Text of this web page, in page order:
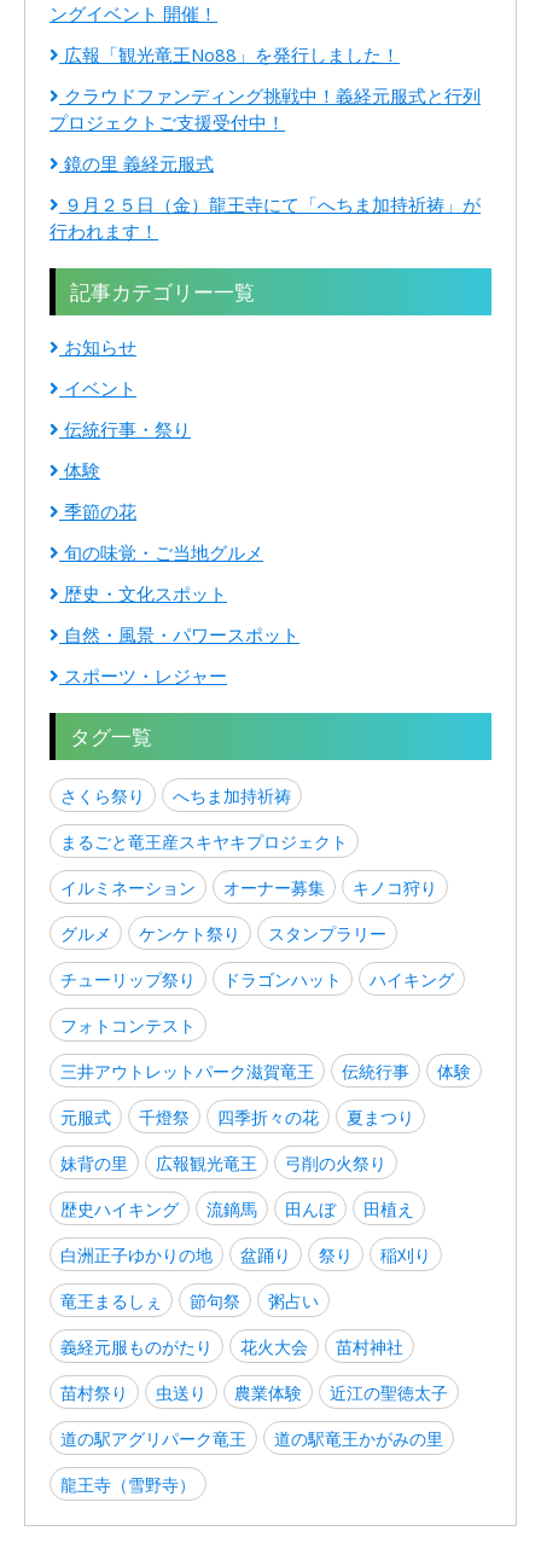
ングイベント 開催！
広報「観光竜王No88」を発行しました！
クラウドファンディング挑戦中！義経元服式と行列
プロジェクトご支援受付中！
鏡の里 義経元服式
９月２５日（金）龍王寺にて「へちま加持祈祷」が
行われます！
記事カテゴリー一覧
お知らせ
イベント
伝統行事・祭り
体験
季節の花
旬の味覚・ご当地グルメ
歴史・文化スポット
自然・風景・パワースポット
スポーツ・レジャー
タグ一覧
さくら祭り
へちま加持祈祷
まるごと竜王産スキヤキプロジェクト
イルミネーション
オーナー募集
キノコ狩り
グルメ
ケンケト祭り
スタンプラリー
チューリップ祭り
ドラゴンハット
ハイキング
フォトコンテスト
三井アウトレットパーク滋賀竜王
伝統行事
体験
元服式
千燈祭 四季折々の花
夏まつり
妹背の里
広報観光竜王
弓削の火祭り
歴史ハイキング
流鏑馬 田んぼ
田植え
白洲正子ゆかりの地
盆踊り 祭り
稲刈り
竜王まるしぇ
節句祭
粥占い
義経元服ものがたり
花火大会
苗村神社
苗村祭り
虫送り 農業体験
近江の聖徳太子
道の駅アグリパーク竜王
道の駅竜王かがみの里
龍王寺（雪野寺）